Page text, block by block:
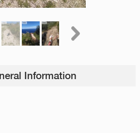
Information